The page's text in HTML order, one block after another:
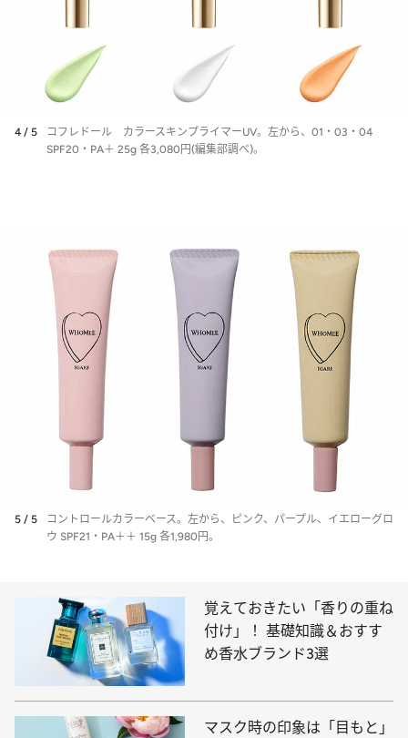
4 / 5
コフレドール カラースキンプライマーUV。左から、01・03・04
SPF20・PA＋ 25g 各3,080円(編集部調べ)。
5 / 5
コントロールカラーベース。左から、ピンク、パープル、イエローグロ
ウ SPF21・PA＋＋ 15g 各1,980円。
覚えておきたい「香りの重ね
付け」！ 基礎知識＆おすす
め香水ブランド3選
マスク時の印象は「目もと」